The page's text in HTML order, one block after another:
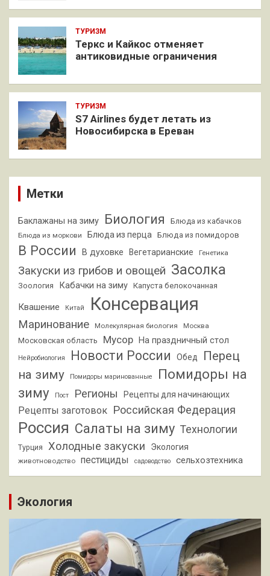
ТУРИЗМ
Теркс и Кайкос отменяет
антиковидные ограничения
ТУРИЗМ
S7 Airlines будет летать из
Новосибирска в Ереван
Метки
Баклажаны на зиму Биология Блюда из кабачков
Блюда из моркови Блюда из перца Блюда из помидоров
В России В духовке Вегетарианские Генетика
Закуски из грибов и овощей Засолка
Зоология Кабачки на зиму Капуста белокочанная
Квашение Китай Консервация
Маринование Молекулярная биология Москва
Московская область Мусор На праздничный стол
Нейробиология Новости России Обед
Перец
на зиму
Помидоры маринованные
Помидоры на
зиму
Пост Регионы Рецепты для начинающих
Рецепты заготовок Российская Федерация
Россия Салаты на зиму Технологии
Турция Холодные закуски Экология
животноводство пестициды садоводство сельхозтехника
Экология